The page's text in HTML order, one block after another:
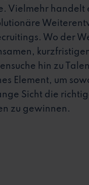
Vielmehr handelt
Wo der
hin zu
Element, um
Sicht die
zu gewinnen.